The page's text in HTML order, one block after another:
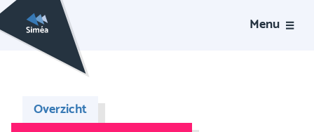
Menu
Overzicht